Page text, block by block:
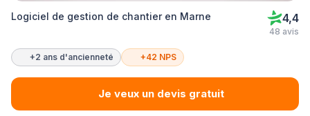
Logiciel de gestion de chantier en Marne 4,4
48 avis
+2 ans d'ancienneté +42 NPS
Je veux un devis gratuit